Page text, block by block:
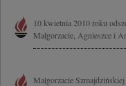
10 kwietnia 2010 roku
Małgorzacie, Agnieszce i
Małgorzacie